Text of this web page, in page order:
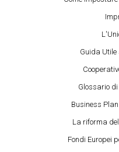
Guida
Glossario
Business
La riforma
Fondi Europei